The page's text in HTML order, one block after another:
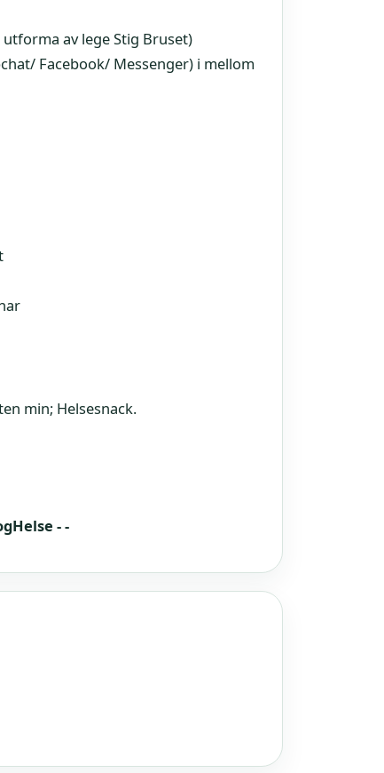
av lege Stig Bruset)
Facebook/ Messenger) i mellom
min; Helsesnack.
- -